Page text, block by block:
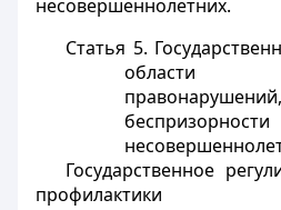
несовершеннолетних.
Статья 5.
области
Государственное
профилактики